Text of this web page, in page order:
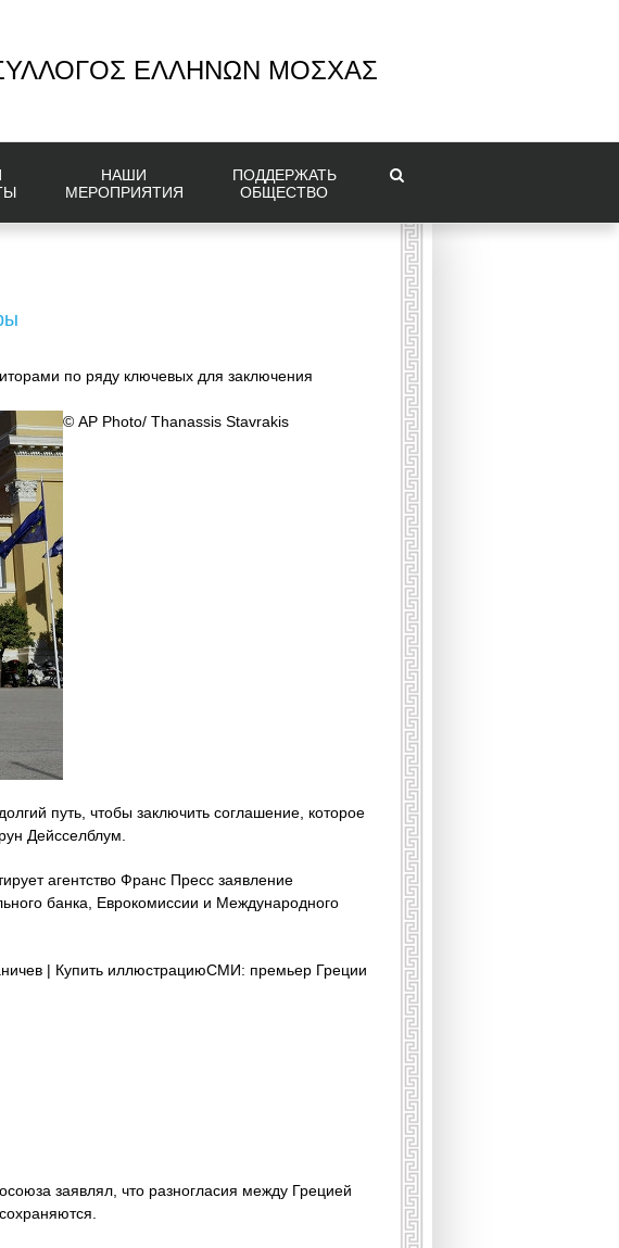
ΕΛΛΗΝΩΝ ΜΟΣΧΑΣ
НАШИ
МЕРОПРИЯТИЯ
ПОДДЕРЖАТЬ
ОБЩЕСТВО
по ряду ключевых для заключения
© AP Photo/ Thanassis Stavrakis
путь, чтобы заключить соглашение, которое
Дейсселблум.
агентство Франс Пресс заявление
банка, Еврокомиссии и Международного
| Купить иллюстрациюСМИ: премьер Греции
заявлял, что разногласия между Грецией